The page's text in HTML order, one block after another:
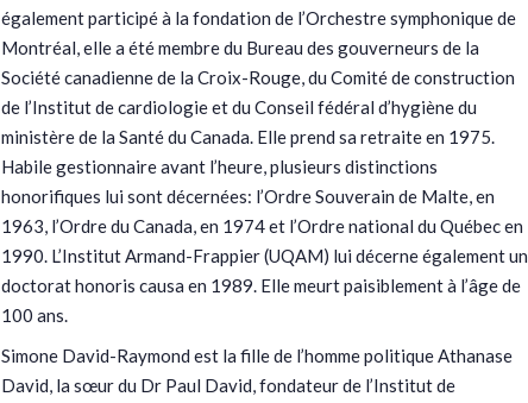
également participé à la fondation de l’Orchestre symphonique de
Montréal, elle a été membre du Bureau des gouverneurs de la
Société canadienne de la Croix-Rouge, du Comité de construction
de l’Institut de cardiologie et du Conseil fédéral d’hygiène du
ministère de la Santé du Canada. Elle prend sa retraite en 1975.
Habile gestionnaire avant l’heure, plusieurs distinctions
honorifiques lui sont décernées: l’Ordre Souverain de Malte, en
1963, l’Ordre du Canada, en 1974 et l’Ordre national du Québec en
1990. L’Institut Armand-Frappier (UQAM) lui décerne également un
doctorat honoris causa en 1989. Elle meurt paisiblement à l’âge de
100 ans.
Simone David-Raymond est la fille de l’homme politique Athanase
David, la sœur du Dr Paul David, fondateur de l’Institut de